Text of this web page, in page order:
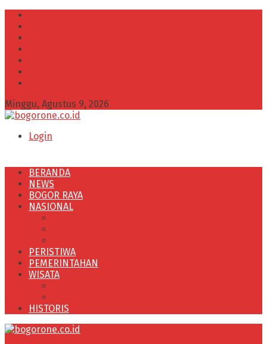
Minggu, Agustus 9, 2026
Login
BERANDA
NEWS
BOGOR RAYA
NASIONAL
PERISTIWA
PEMERINTAHAN
WISATA
HISTORIS